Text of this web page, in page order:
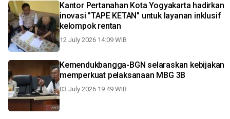
Kantor Pertanahan Kota Yogyakarta hadirkan
inovasi "TAPE KETAN" untuk layanan inklusif
kelompok rentan
12 July 2026 14:09 WIB
Kemendukbangga-BGN selaraskan kebijakan
memperkuat pelaksanaan MBG 3B
03 July 2026 19:49 WIB